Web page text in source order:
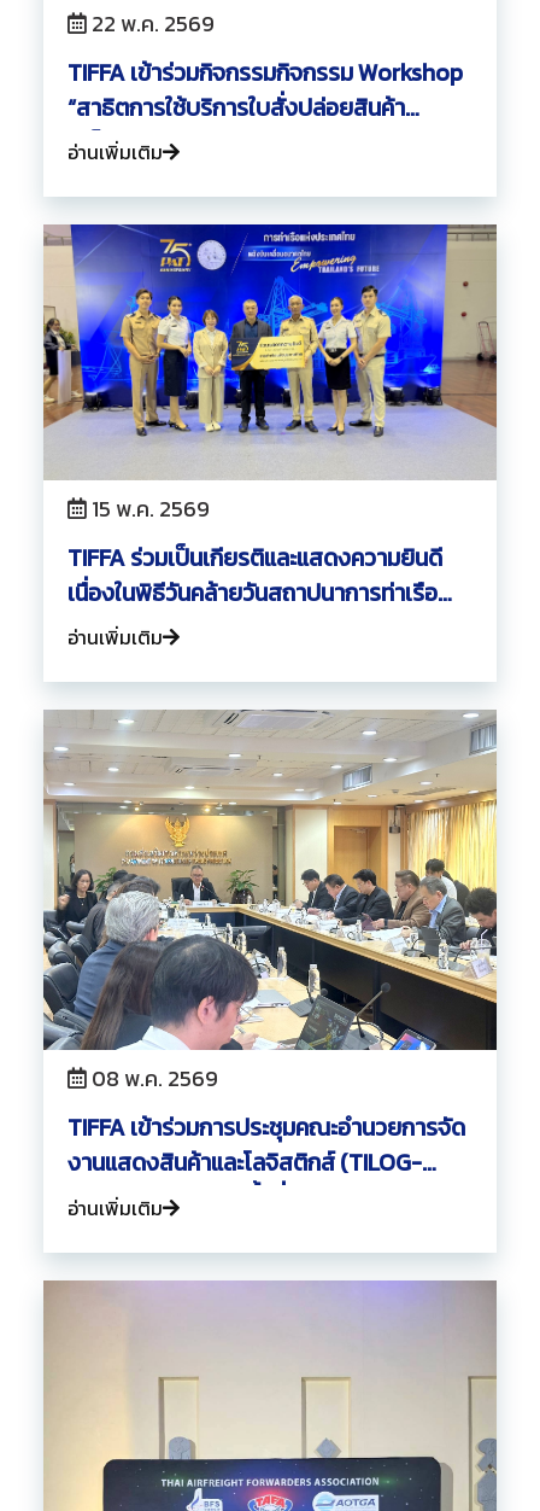
22 พ.ค. 2569
TIFFA เข้าร่วมกิจกรรมกิจกรรม Workshop
“สาธิตการใช้บริการใบสั่งปล่อยสินค้า
อิเล็กทรอนิกส์ (Electronic Delivery
อ่านเพิ่มเติม
15 พ.ค. 2569
TIFFA ร่วมเป็นเกียรติและแสดงความยินดี
เนื่องในพิธีวันคล้ายวันสถาปนาการท่าเรือ
แห่งประเทศไทย ครบรอบ 75 ปี
อ่านเพิ่มเติม
08 พ.ค. 2569
TIFFA เข้าร่วมการประชุมคณะอำนวยการจัด
งานแสดงสินค้าและโลจิสติกส์ (TILOG-
LOGISTIX 2026) ครั้งที่ 2/2569
อ่านเพิ่มเติม